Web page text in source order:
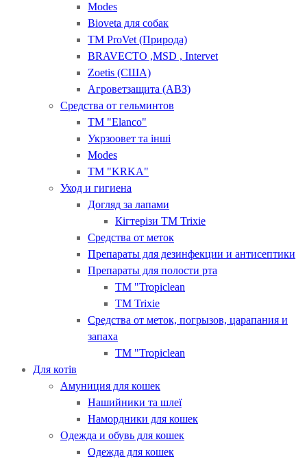
Modes
Bioveta для собак
ТМ ProVet (Природа)
BRAVECTO ,MSD , Intervet
Zoetis (США)
Агроветзащита (АВЗ)
Средства от гельминтов
ТМ "Elanco"
Укрзоовет та інші
Modes
ТМ "KRKA"
Уход и гигиена
Догляд за лапами
Кігтерізи ТМ Trixie
Средства от меток
Препараты для дезинфекции и антисептики
Препараты для полости рта
ТМ "Tropiclean
ТМ Trixie
Средства от меток, погрызов, царапания и
запаха
ТМ "Tropiclean
Для котів
Амуниция для кошек
Нашийники та шлеї
Намордники для кошек
Одежда и обувь для кошек
Одежда для кошек